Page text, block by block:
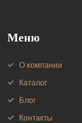
Меню
О компании
Каталог
Блог
Контакты